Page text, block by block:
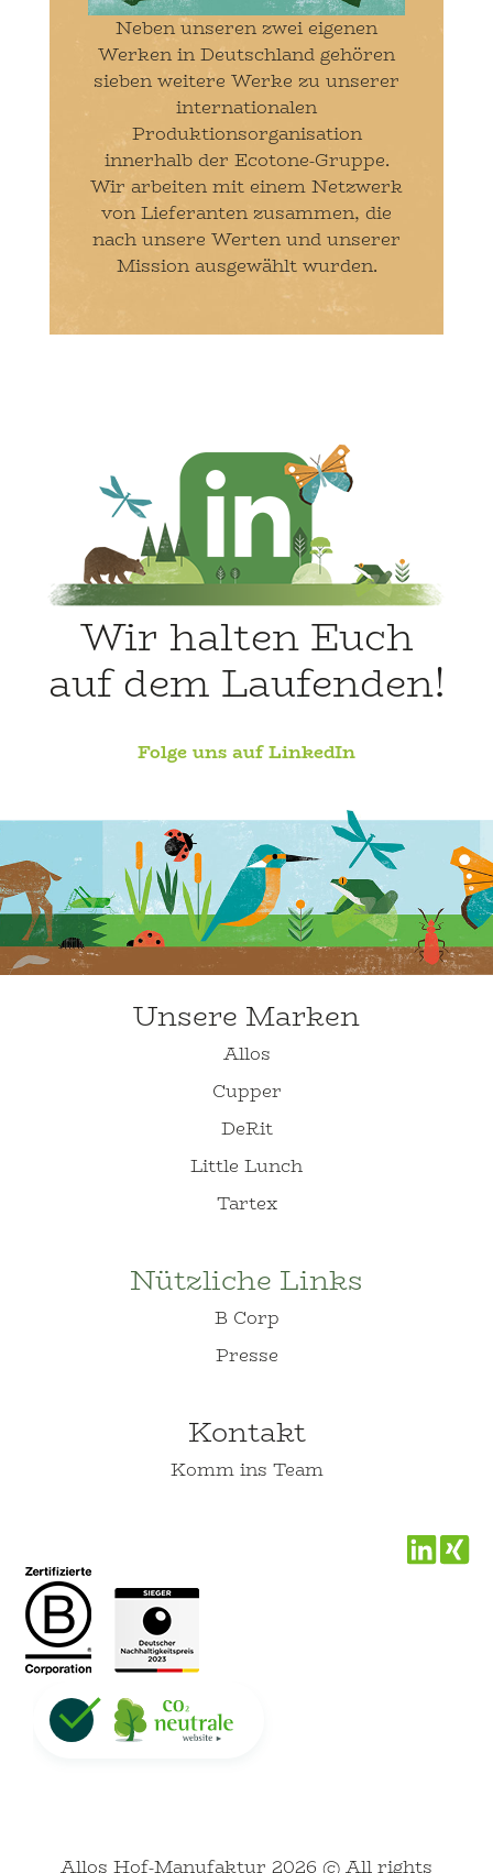
Neben unseren zwei eigenen
Werken in Deutschland gehören
sieben weitere Werke zu unserer
internationalen
Produktionsorganisation
innerhalb der Ecotone-Gruppe.
Wir arbeiten mit einem Netzwerk
von Lieferanten zusammen, die
nach unsere Werten und unserer
Mission ausgewählt wurden.
Wir halten Euch
auf dem Laufenden!
Folge uns auf LinkedIn
Unsere Marken
Allos
Cupper
DeRit
Little Lunch
Tartex
Nützliche Links
B Corp
Presse
Kontakt
Komm ins Team
Allos Hof-Manufaktur 2026 © All rights